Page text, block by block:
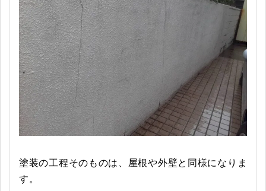
塗装の工程そのものは、屋根や外壁と同様になりま
す。